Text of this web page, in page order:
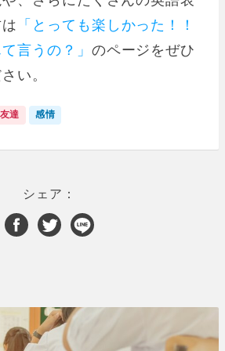
「とっても楽しかった！！
言うの？」 のページをぜひ
い。
友達 感情
シェア：